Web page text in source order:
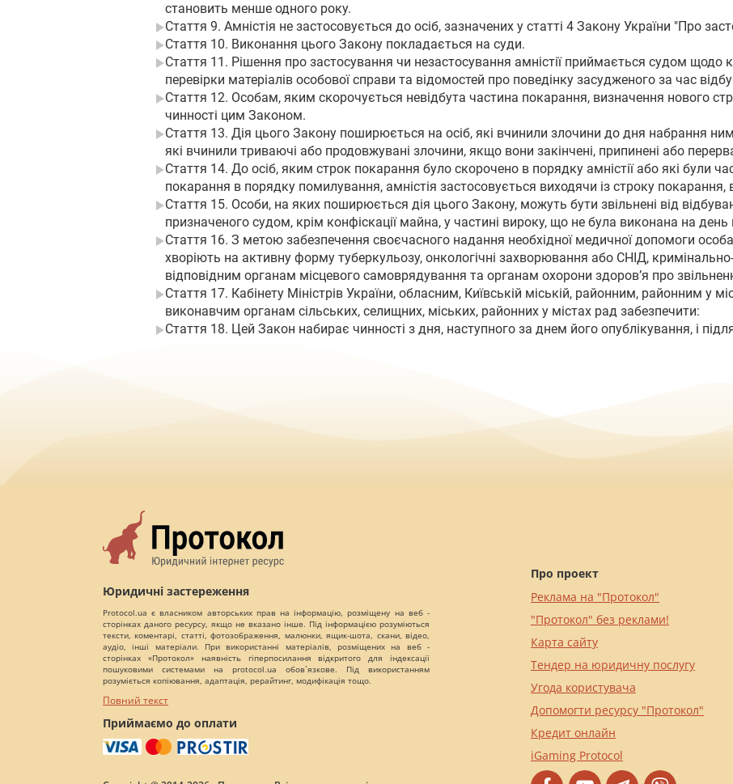
становить менше одного року.
Стаття 9. Амністія не застосовується до осіб, зазначених у статті 4 Закону України "Про
Стаття 10. Виконання цього Закону покладається на суди.
Стаття 11. Рішення про застосування чи незастосування амністії приймається судом щодо
перевірки матеріалів особової справи та відомостей про поведінку засудженого за час
Стаття 12. Особам, яким скорочується невідбута частина покарання, визначення нового
чинності цим Законом.
Стаття 13. Дія цього Закону поширюється на осіб, які вчинили злочини до дня набрання
які вчинили триваючі або продовжувані злочини, якщо вони закінчені, припинені або
Стаття 14. До осіб, яким строк покарання було скорочено в порядку амністії або які були
покарання в порядку помилування, амністія застосовується виходячи із строку
Стаття 15. Особи, на яких поширюється дія цього Закону, можуть бути звільнені від
призначеного судом, крім конфіскації майна, у частині вироку, що не була виконана на
Стаття 16. З метою забезпечення своєчасного надання необхідної медичної допомоги
хворіють на активну форму туберкульозу, онкологічні захворювання або СНІД,
відповідним органам місцевого самоврядування та органам охорони здоров’я про
Стаття 17. Кабінету Міністрів України, обласним, Київській міській, районним, районним у
виконавчим органам сільських, селищних, міських, районних у містах рад забезпечити:
Стаття 18. Цей Закон набирає чинності з дня, наступного за днем його опублікування, і
Юридичні застереження
Protocol.ua є власником авторських прав на інформацію, розміщену на веб -
сторінках даного ресурсу, якщо не вказано інше. Під інформацією розуміються
тексти, коментарі, статті, фотозображення, малюнки, ящик-шота, скани, відео,
аудіо, інші матеріали. При використанні матеріалів, розміщених на веб -
сторінках «Протокол» наявність гіперпосилання відкритого для індексації
пошуковими системами на protocol.ua обов`язкове. Під використанням
розуміється копіювання, адаптація, рерайтинг, модифікація тощо.
Повний текст
Приймаємо до оплати
Про проект
Реклама на "Протокол"
"Протокол" без реклами!
Карта сайту
Тендер на юридичну послугу
Угода користувача
Допомогти ресурсу "Протокол"
Кредит онлайн
iGaming Protocol